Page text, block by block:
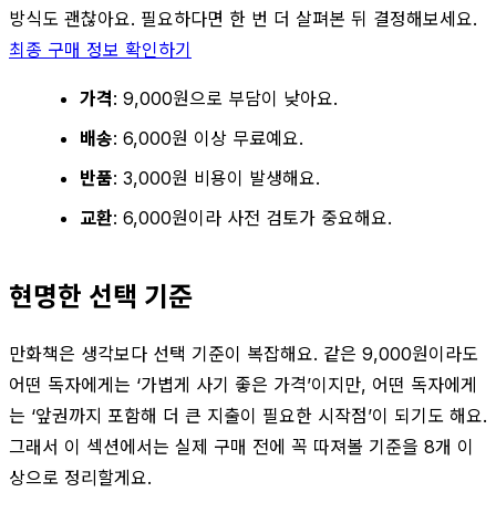
방식도 괜찮아요. 필요하다면 한 번 더 살펴본 뒤 결정해보세요.
최종 구매 정보 확인하기
가격: 9,000원으로 부담이 낮아요.
배송: 6,000원 이상 무료예요.
반품: 3,000원 비용이 발생해요.
교환: 6,000원이라 사전 검토가 중요해요.
현명한 선택 기준
만화책은 생각보다 선택 기준이 복잡해요. 같은 9,000원이라도
어떤 독자에게는 ‘가볍게 사기 좋은 가격’이지만, 어떤 독자에게
는 ‘앞권까지 포함해 더 큰 지출이 필요한 시작점’이 되기도 해요.
그래서 이 섹션에서는 실제 구매 전에 꼭 따져볼 기준을 8개 이
상으로 정리할게요.